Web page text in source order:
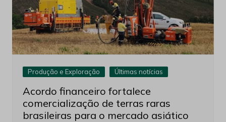
Produção e Exploração Últimas notícias
Acordo financeiro fortalece
comercialização de terras raras
brasileiras para o mercado asiático